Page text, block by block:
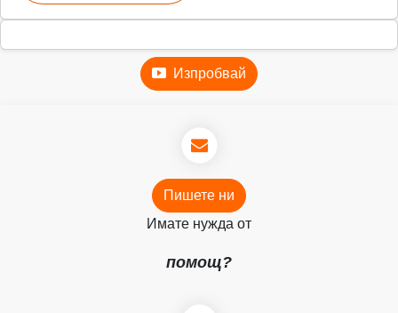
Изпробвай
Пишете ни
Имате нужда от
помощ?